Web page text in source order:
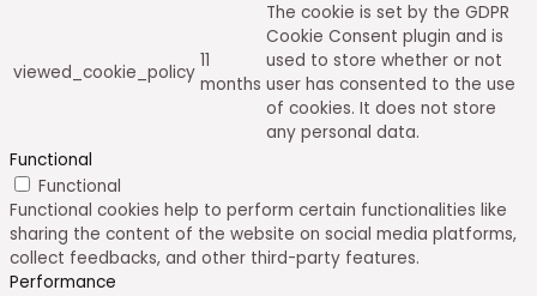
viewed_cookie_policy
11
months
The cookie is set by the GDPR
Cookie Consent plugin and is
used to store whether or not
user has consented to the use
of cookies. It does not store
any personal data.
Functional
Functional
Functional cookies help to perform certain functionalities like
sharing the content of the website on social media platforms,
collect feedbacks, and other third-party features.
Performance